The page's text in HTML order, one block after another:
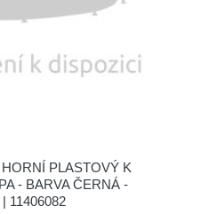
PLASTOVÝ K
- BARVA ČERNÁ -
11406082